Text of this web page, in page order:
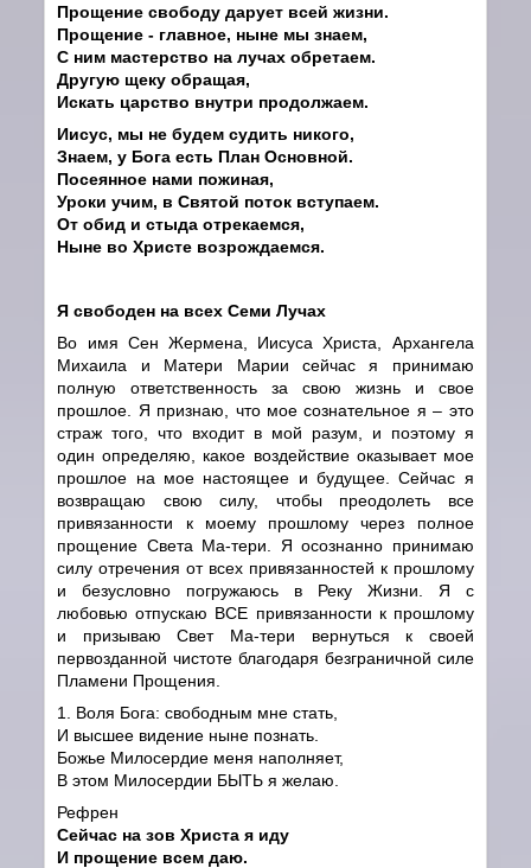
Прощение свободу дарует всей жизни.
Прощение - главное, ныне мы знаем,
С ним мастерство на лучах обретаем.
Другую щеку обращая,
Искать царство внутри продолжаем.
Иисус, мы не будем судить никого,
Знаем, у Бога есть План Основной.
Посеянное нами пожиная,
Уроки учим, в Святой поток вступаем.
От обид и стыда отрекаемся,
Ныне во Христе возрождаемся.
Я свободен на всех Семи Лучах
Во имя Сен Жермена, Иисуса Христа, Архангела
Михаила и Матери Марии сейчас я принимаю
полную ответственность за свою жизнь и свое
прошлое. Я признаю, что мое сознательное я – это
страж того, что входит в мой разум, и поэтому я
один определяю, какое воздействие оказывает мое
прошлое на мое настоящее и будущее. Сейчас я
возвращаю свою силу, чтобы преодолеть все
привязанности к моему прошлому через полное
прощение Света Ма-тери. Я осознанно принимаю
силу отречения от всех привязанностей к прошлому
и безусловно погружаюсь в Реку Жизни. Я с
любовью отпускаю ВСЕ привязанности к прошлому
и призываю Свет Ма-тери вернуться к своей
первозданной чистоте благодаря безграничной силе
Пламени Прощения.
1. Воля Бога: свободным мне стать,
И высшее видение ныне познать.
Божье Милосердие меня наполняет,
В этом Милосердии БЫТЬ я желаю.
Рефрен
Сейчас на зов Христа я иду
И прощение всем даю.